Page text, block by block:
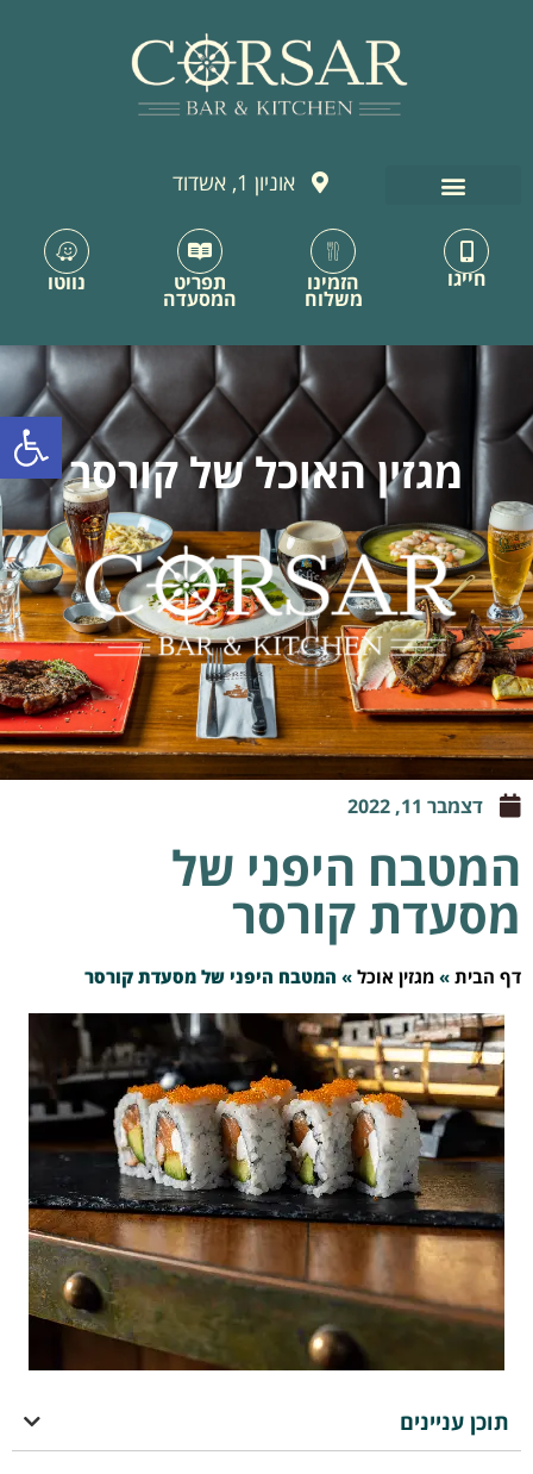
פתח
אוניון 1, אשדוד
חייגו הזמינו
משלוח
תפריט
המסעדה
נווטו
מגזין האוכל של קורסר
דצמבר 11, 2022
המטבח היפני של
מסעדת קורסר
דף הבית » מגזין אוכל » המטבח היפני של מסעדת קורסר
תוכן עניינים